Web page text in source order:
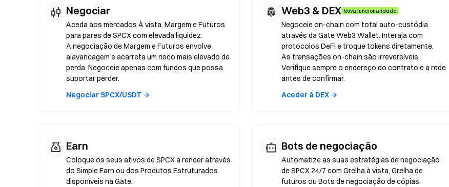
Negociar
Aceda aos mercados À vista, Margem e Futuros
para pares de SPCX com elevada liquidez.
A negociação de Margem e Futuros envolve
alavancagem e acarreta um risco mais elevado de
perda. Negoceie apenas com fundos que possa
suportar perder.
Negociar SPCX/USDT →
Web3 & DEX Nova funcionalidade
Negoceie on-chain com total auto-custódia
através da Gate Web3 Wallet. Interaja com
protocolos DeFi e troque tokens diretamente.
As transações on-chain são irreversíveis.
Verifique sempre o endereço do contrato e a rede
antes de confirmar.
Aceder à DEX →
Earn
Coloque os seus ativos de SPCX a render através
do Simple Earn ou dos Produtos Estruturados
disponíveis na Gate.
Bots de negociação
Automatize as suas estratégias de negociação
de SPCX 24/7 com Grelha à vista, Grelha de
futuros ou Bots de negociação de cópias.